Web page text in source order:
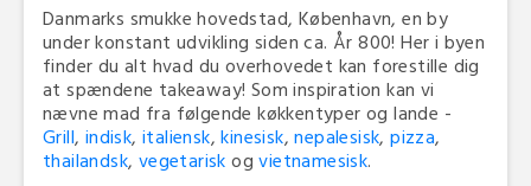
Danmarks smukke hovedstad, København, en by
under konstant udvikling siden ca. År 800! Her i byen
finder du alt hvad du overhovedet kan forestille dig
at spændene takeaway! Som inspiration kan vi
nævne mad fra følgende køkkentyper og lande -
Grill, indisk,italiensk,kinesisk,nepalesisk,pizza,
thailandsk, vegetarisk ogvietnamesisk.